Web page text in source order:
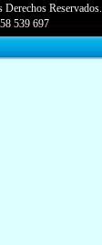
Derechos Reservados.
539 697